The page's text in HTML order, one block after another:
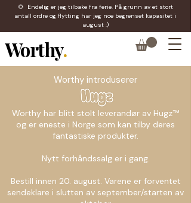
🌻 Endelig er jeg tilbake fra ferie. På grunn av et stort
antall ordre og flytting har jeg noe begrenset kapasitet i
august :)
Worthy.
Worthy introduserer
Worthy har blitt stolt leverandør av Hugz™
og er eneste i Norge som kan tilby deres
fantastiske produkter.
Nytt forhåndssalg er i gang.
Bestill innen 20. august. Varene er forventet
sendeklare i slutten av september/starten av